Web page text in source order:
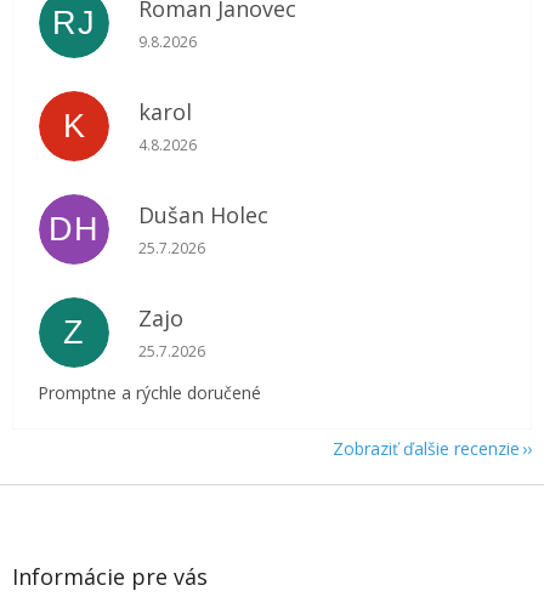
RJ Roman Janovec
Hodnotenie obchodu je 5 z 5 hviezdičiek.
9.8.2026
K karol
Hodnotenie obchodu je 5 z 5 hviezdičiek.
4.8.2026
DH Dušan Holec
Hodnotenie obchodu je 5 z 5 hviezdičiek.
25.7.2026
Z Zajo
Hodnotenie obchodu je 5 z 5 hviezdičiek.
25.7.2026
Promptne a rýchle doručené
Zobraziť ďalšie recenzie
Z
Informácie pre vás